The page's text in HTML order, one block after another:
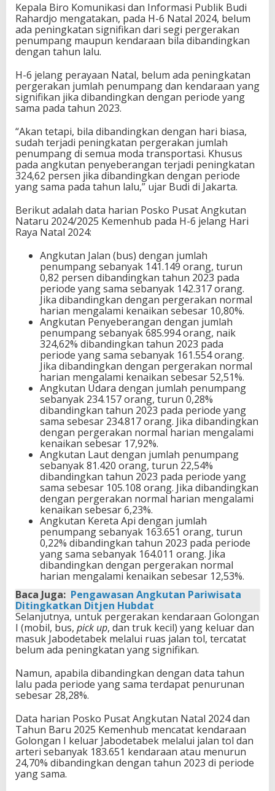
Kepala Biro Komunikasi dan Informasi Publik Budi
Rahardjo mengatakan, pada H-6 Natal 2024, belum
ada peningkatan signifikan dari segi pergerakan
penumpang maupun kendaraan bila dibandingkan
dengan tahun lalu.
H-6 jelang perayaan Natal, belum ada peningkatan
pergerakan jumlah penumpang dan kendaraan yang
signifikan jika dibandingkan dengan periode yang
sama pada tahun 2023.
“Akan tetapi, bila dibandingkan dengan hari biasa,
sudah terjadi peningkatan pergerakan jumlah
penumpang di semua moda transportasi. Khusus
pada angkutan penyeberangan terjadi peningkatan
324,62 persen jika dibandingkan dengan periode
yang sama pada tahun lalu,” ujar Budi di Jakarta.
Berikut adalah data harian Posko Pusat Angkutan
Nataru 2024/2025 Kemenhub pada H-6 jelang Hari
Raya Natal 2024:
Angkutan Jalan (bus) dengan jumlah
penumpang sebanyak 141.149 orang, turun
0,82 persen dibandingkan tahun 2023 pada
periode yang sama sebanyak 142.317 orang.
Jika dibandingkan dengan pergerakan normal
harian mengalami kenaikan sebesar 10,80%.
Angkutan Penyeberangan dengan jumlah
penumpang sebanyak 685.994 orang, naik
324,62% dibandingkan tahun 2023 pada
periode yang sama sebanyak 161.554 orang.
Jika dibandingkan dengan pergerakan normal
harian mengalami kenaikan sebesar 52,51%.
Angkutan Udara dengan jumlah penumpang
sebanyak 234.157 orang, turun 0,28%
dibandingkan tahun 2023 pada periode yang
sama sebesar 234.817 orang. Jika dibandingkan
dengan pergerakan normal harian mengalami
kenaikan sebesar 17,92%.
Angkutan Laut dengan jumlah penumpang
sebanyak 81.420 orang, turun 22,54%
dibandingkan tahun 2023 pada periode yang
sama sebesar 105.108 orang. Jika dibandingkan
dengan pergerakan normal harian mengalami
kenaikan sebesar 6,23%.
Angkutan Kereta Api dengan jumlah
penumpang sebanyak 163.651 orang, turun
0,22% dibandingkan tahun 2023 pada periode
yang sama sebanyak 164.011 orang. Jika
dibandingkan dengan pergerakan normal
harian mengalami kenaikan sebesar 12,53%.
Baca Juga: Pengawasan Angkutan Pariwisata
Ditingkatkan Ditjen Hubdat
Selanjutnya, untuk pergerakan kendaraan Golongan
I (mobil, bus, pick up, dan truk kecil) yang keluar dan
masuk Jabodetabek melalui ruas jalan tol, tercatat
belum ada peningkatan yang signifikan.
Namun, apabila dibandingkan dengan data tahun
lalu pada periode yang sama terdapat penurunan
sebesar 28,28%.
Data harian Posko Pusat Angkutan Natal 2024 dan
Tahun Baru 2025 Kemenhub mencatat kendaraan
Golongan I keluar Jabodetabek melalui jalan tol dan
arteri sebanyak 183.651 kendaraan atau menurun
24,70% dibandingkan dengan tahun 2023 di periode
yang sama.